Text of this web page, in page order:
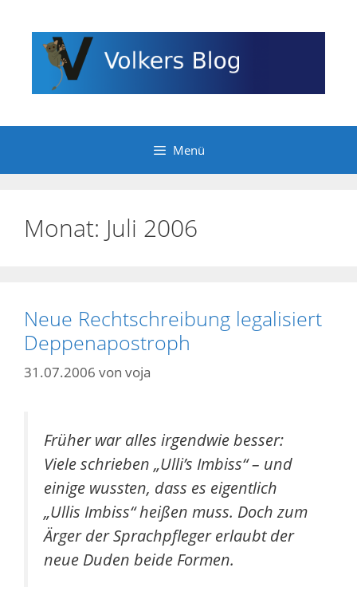
Inhalt
springen
Menü
Monat: Juli 2006
Neue Rechtschreibung legalisiert
Deppenapostroph
31.07.2006 von voja
Früher war alles irgendwie besser:
Viele schrieben „Ulli’s Imbiss“ – und
einige wussten, dass es eigentlich
„Ullis Imbiss“ heißen muss. Doch zum
Ärger der Sprachpfleger erlaubt der
neue Duden beide Formen.